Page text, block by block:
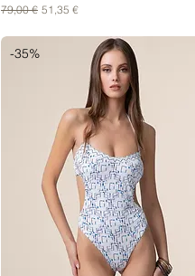
Prezzo regolare
79,00 € Prezzo scontato
51,35 €
-35%